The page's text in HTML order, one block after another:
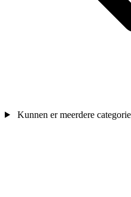
Kunnen er meerdere